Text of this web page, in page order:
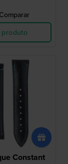
Comparar
produto
Constant